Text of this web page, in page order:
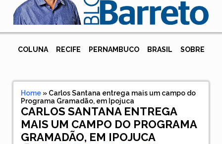
COLUNA RECIFE PERNAMBUCO BRASIL SOBRE
Home» Carlos Santana entrega mais um campo do
Programa Gramadão, em Ipojuca
CARLOS SANTANA ENTREGA
MAIS UM CAMPO DO PROGRAMA
GRAMADÃO, EM IPOJUCA